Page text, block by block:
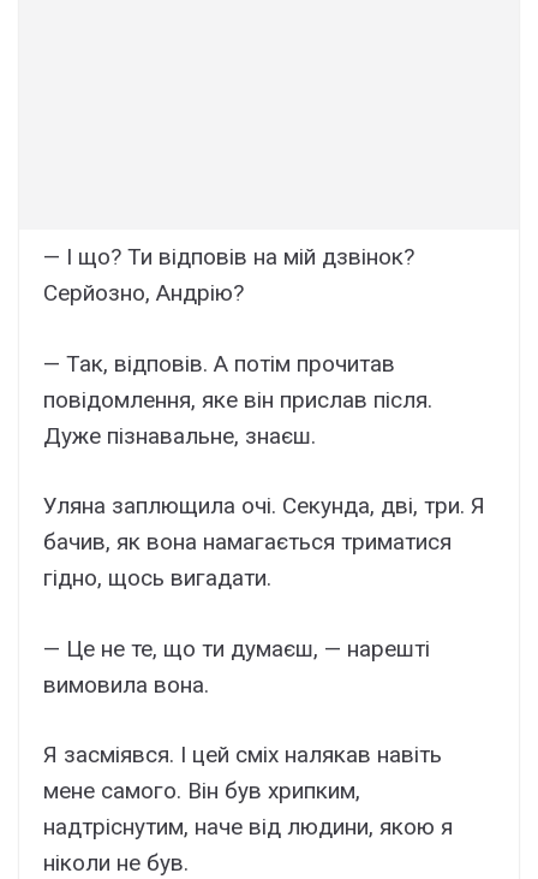
— І що? Ти відповів на мій дзвінок?
Серйозно, Андрію?
— Так, відповів. А потім прочитав
повідомлення, яке він прислав після.
Дуже пізнавальне, знаєш.
Уляна заплющила очі. Секунда, дві, три. Я
бачив, як вона намагається триматися
гідно, щось вигадати.
— Це не те, що ти думаєш, — нарешті
вимовила вона.
Я засміявся. І цей сміх налякав навіть
мене самого. Він був хрипким,
надтріснутим, наче від людини, якою я
ніколи не був.